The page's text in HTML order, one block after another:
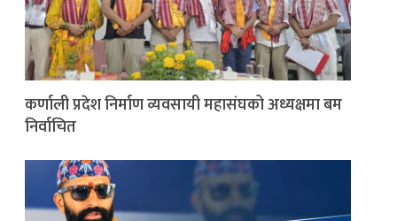
कर्णाली प्रदेश निर्माण व्यवसायी महासंघको अध्यक्षमा बम
निर्वाचित